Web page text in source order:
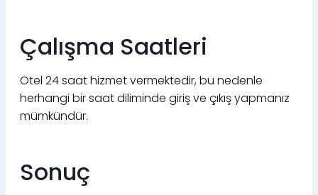
Çalışma Saatleri
Otel 24 saat hizmet vermektedir, bu nedenle
herhangi bir saat diliminde giriş ve çıkış yapmanız
mümkündür.
Sonuç